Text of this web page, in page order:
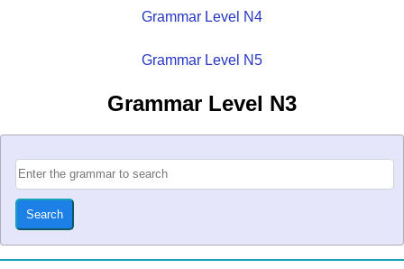
Grammar Level N4
Grammar Level N5
Grammar Level N3